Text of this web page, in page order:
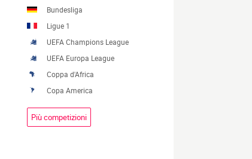
Bundesliga
Ligue 1
UEFA Champions League
UEFA Europa League
Coppa d'Africa
Copa America
Più competizioni